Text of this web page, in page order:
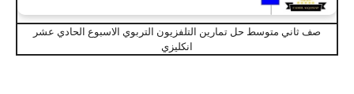
صف ثاني متوسط حل تمارين التلفزيون التربوي الاسبوع الحادي عشر
انكليزي